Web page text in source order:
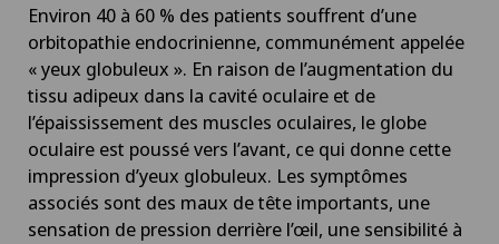
Environ 40 à 60 % des patients souffrent d’une
orbitopathie endocrinienne, communément appelée
« yeux globuleux ». En raison de l’augmentation du
tissu adipeux dans la cavité oculaire et de
l’épaississement des muscles oculaires, le globe
oculaire est poussé vers l’avant, ce qui donne cette
impression d’yeux globuleux. Les symptômes
associés sont des maux de tête importants, une
sensation de pression derrière l’œil, une sensibilité à